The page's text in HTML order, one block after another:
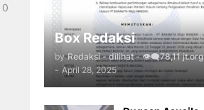
0
Box Redaksi
by Redaksi - dilihat - 👁️‍🗨️78,11 jt.org
- April 28, 2025